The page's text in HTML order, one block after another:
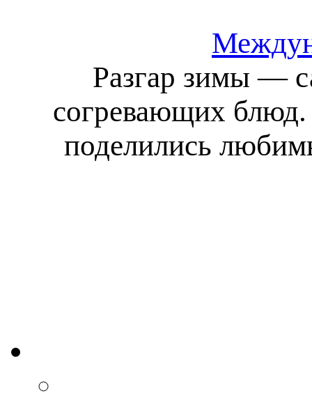
Разгар зимы —
согревающих
поделились